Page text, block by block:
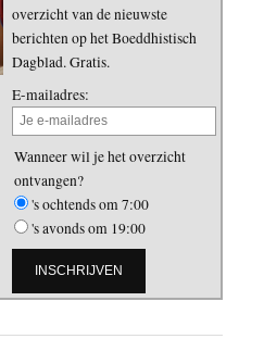
overzicht van de nieuwste
berichten op het Boeddhistisch
Dagblad. Gratis.
E-mailadres:
Wanneer wil je het overzicht
ontvangen?
's ochtends om 7:00
's avonds om 19:00